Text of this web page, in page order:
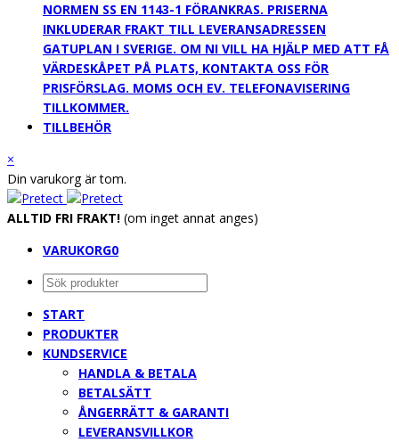
NORMEN SS EN 1143-1 FÖRANKRAS. PRISERNA
INKLUDERAR FRAKT TILL LEVERANSADRESSEN
GATUPLAN I SVERIGE. OM NI VILL HA HJÄLP MED ATT FÅ
VÄRDESKÅPET PÅ PLATS, KONTAKTA OSS FÖR
PRISFÖRSLAG. MOMS OCH EV. TELEFONAVISERING
TILLKOMMER.
TILLBEHÖR
×
Din varukorg är tom.
ALLTID FRI FRAKT! (om inget annat anges)
VARUKORG0
START
PRODUKTER
KUNDSERVICE
HANDLA & BETALA
BETALSÄTT
ÅNGERRÄTT & GARANTI
LEVERANSVILLKOR